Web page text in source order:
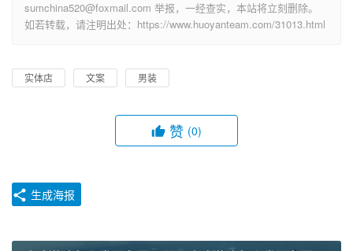
sumchina520@foxmail.com 举报，一经查实，本站将立刻删除。
如若转载，请注明出处：https://www.huoyanteam.com/31013.html
实体店 文案 男装
赞 (0)
生成海报